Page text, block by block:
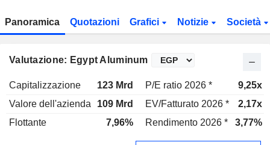
Panoramica Quotazioni Grafici Notizie Società
Valutazione: Egypt Aluminum
Capitalizzazione 123 Mrd P/E ratio 2026 *
9,25x
Valore dell'azienda
109 Mrd EV/Fatturato 2026 *
2,17x
Flottante
7,96% Rendimento 2026 * 3,77%